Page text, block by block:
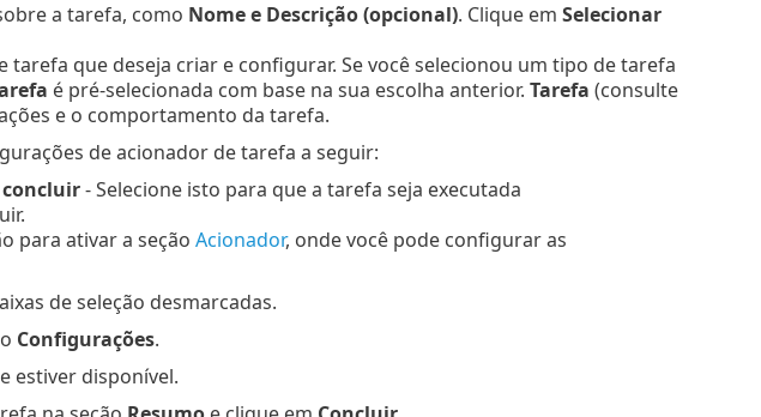
a tarefa, como Nome e Descrição (opcional). Clique em Selecionar
tarefa que deseja criar e configurar. Se você selecionou um tipo de tarefa
é pré-selecionada com base na sua escolha anterior. Tarefa (consulte
e o comportamento da tarefa.
de acionador de tarefa a seguir:
- Selecione isto para que a tarefa seja executada
para ativar a seção Acionador, onde você pode configurar as
de seleção desmarcadas.
Configurações.
estiver disponível.